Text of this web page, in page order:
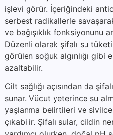
işlevi görür. İçeriğindeki
serbest radikallerle
ve bağışıklık fonksiyonunu
Düzenli olarak şifalı su
görülen soğuk algınlığı gibi
azaltabilir.
Cilt sağlığı açısından da
sunar. Vücut yeterince su
yaşlanma belirtileri ve
çıkabilir. Şifalı sular, cildin